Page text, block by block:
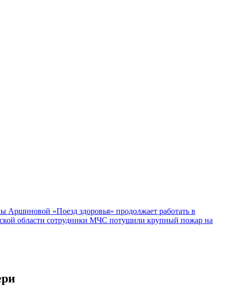
Аршиновой «Поезд здоровья» продолжает работать в
области сотрудники МЧС потушили крупный пожар на